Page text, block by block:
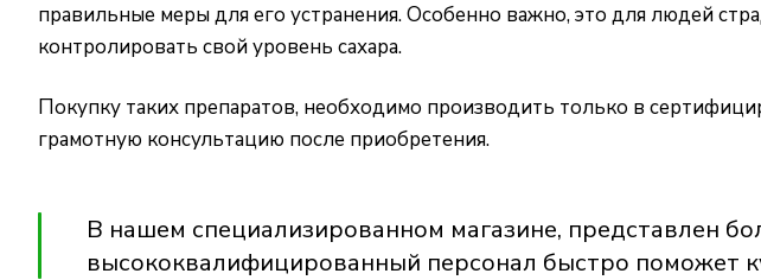
правильные меры для его устранения. Особенно важно, это для людей
контролировать свой уровень сахара.
Покупку таких препаратов, необходимо производить только в
грамотную консультацию после приобретения.
В нашем специализированном магазине, представлен
высококвалифицированный персонал быстро поможет